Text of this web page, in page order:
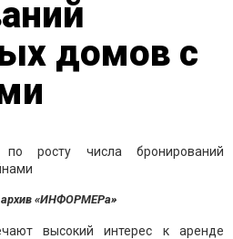
домов с
архив «ИНФОРМЕРа»
высокий интерес к аренде